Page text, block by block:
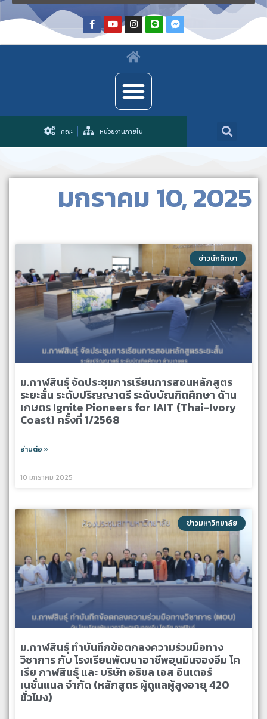
คณะ หน่วยงานภายใน
มกราคม 10, 2025
ข่าวนักศึกษา
ม.กาฬสินธุ์ จัดประชุมการเรียนการสอนหลักสูตร
ระยะสั้น ระดับปริญญาตรี ระดับบัณฑิตศึกษา ด้าน
เกษตร Ignite Pioneers for IAIT (Thai-Ivory
Coast) ครั้งที่ 1/2568
อ่านต่อ »
10 มกราคม 2025
ข่าวมหาวิทยาลัย
ม.กาฬสินธุ์ ทำบันทึกข้อตกลงความร่วมมือทาง
วิชาการ กับ โรงเรียนพัฒนาอาชีพฮุนมินจองอึม โค
เรีย กาฬสินธุ์ และ บริษัท อธิชล เอส อินเตอร์
เนชั่นแนล จำกัด (หลักสูตร ผู้ดูแลผู้สูงอายุ 420
ชั่วโมง)